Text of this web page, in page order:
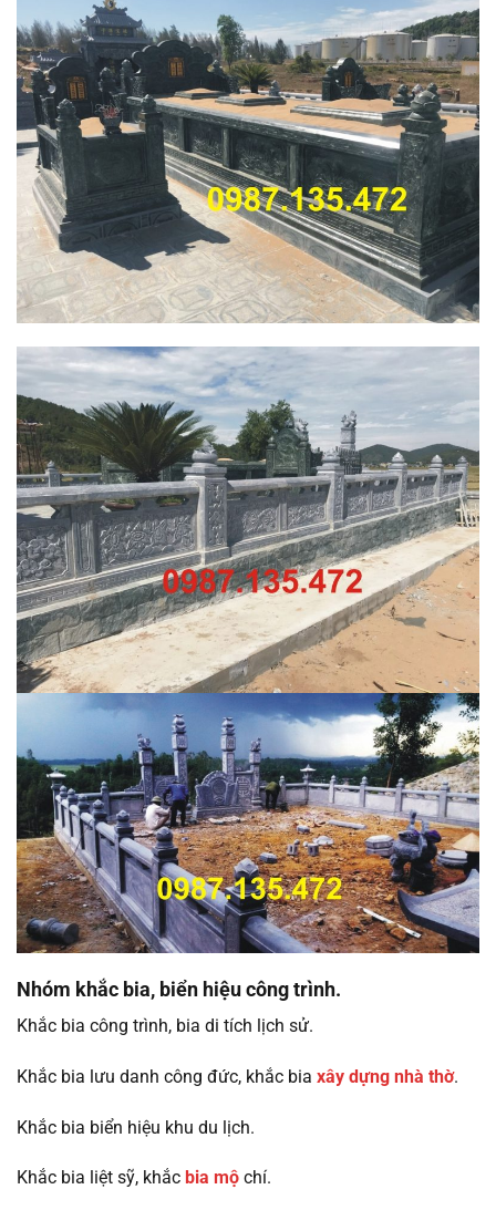
Nhóm khắc bia, biển hiệu công trình.
Khắc bia công trình, bia di tích lịch sử.
Khắc bia lưu danh công đức, khắc bia xây dựng nhà thờ.
Khắc bia biển hiệu khu du lịch.
Khắc bia liệt sỹ, khắc bia mộ chí.